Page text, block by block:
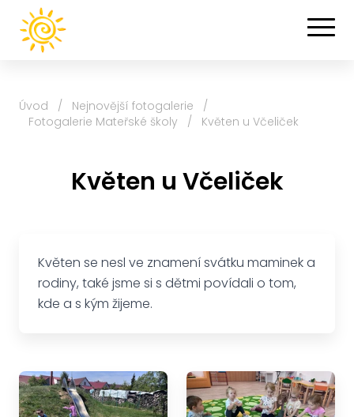
Úvod / Nejnovější fotogalerie
/
Fotogalerie Mateřské školy
/ Květen u Včeliček
Květen u Včeliček
Květen se nesl ve znamení svátku maminek a
rodiny, také jsme si s dětmi povídali o tom,
kde a s kým žijeme.